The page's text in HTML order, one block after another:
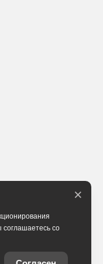
соглашаетесь со
×